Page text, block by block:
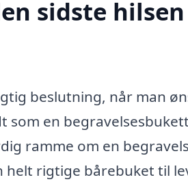
sidste
beslutning, når man
som en
ramme om en
rigtige bårebuket til